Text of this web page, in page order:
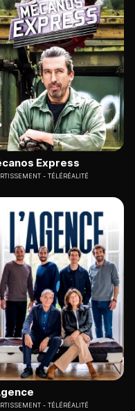
Express
TÉLÉRÉALITÉ
TÉLÉRÉALITÉ